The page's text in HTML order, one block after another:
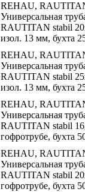
REHAU,
Универсальная
RAUTITAN stabil
изол. 13 мм, бухта
REHAU,
Универсальная
RAUTITAN stabil
изол. 13 мм, бухта
REHAU,
Универсальная
RAUTITAN stаbil
гофротрубе, бухта
REHAU,
Универсальная
RAUTITAN stabil
гофротрубе, бухта